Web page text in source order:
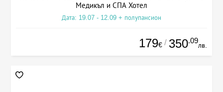
Медикъл и СПА Хотел
Дата: 19.07 - 12.09 + полупансион
179€ / 350.09
лв.